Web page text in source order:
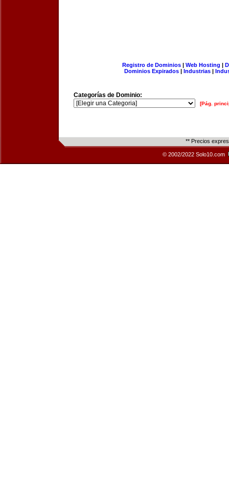
Registro de Dominios| Web Hosting |
Dominios Expirados | Industrias |
Categorías de Dominio:
[Pág.
** Precios
© 2002/2022 Solo10.com